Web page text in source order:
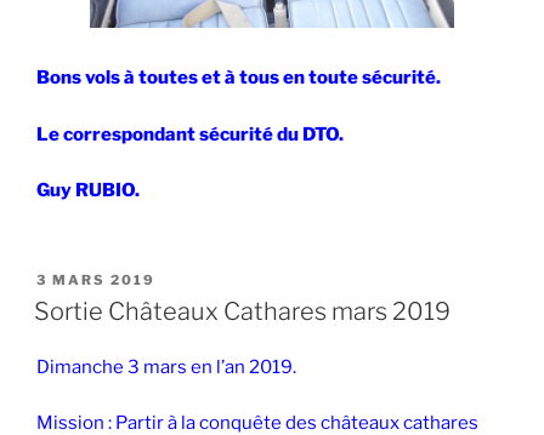
Bons vols à toutes et à tous en toute sécurité.
Le correspondant sécurité du DTO.
Guy RUBIO.
PUBLIÉ
LE
3 MARS 2019
Sortie Châteaux Cathares mars 2019
Dimanche 3 mars en l’an 2019.
Mission : Partir à la conquête des châteaux cathares